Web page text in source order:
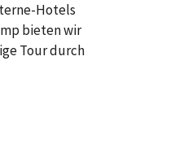
Hotels
bieten wir
Tour durch